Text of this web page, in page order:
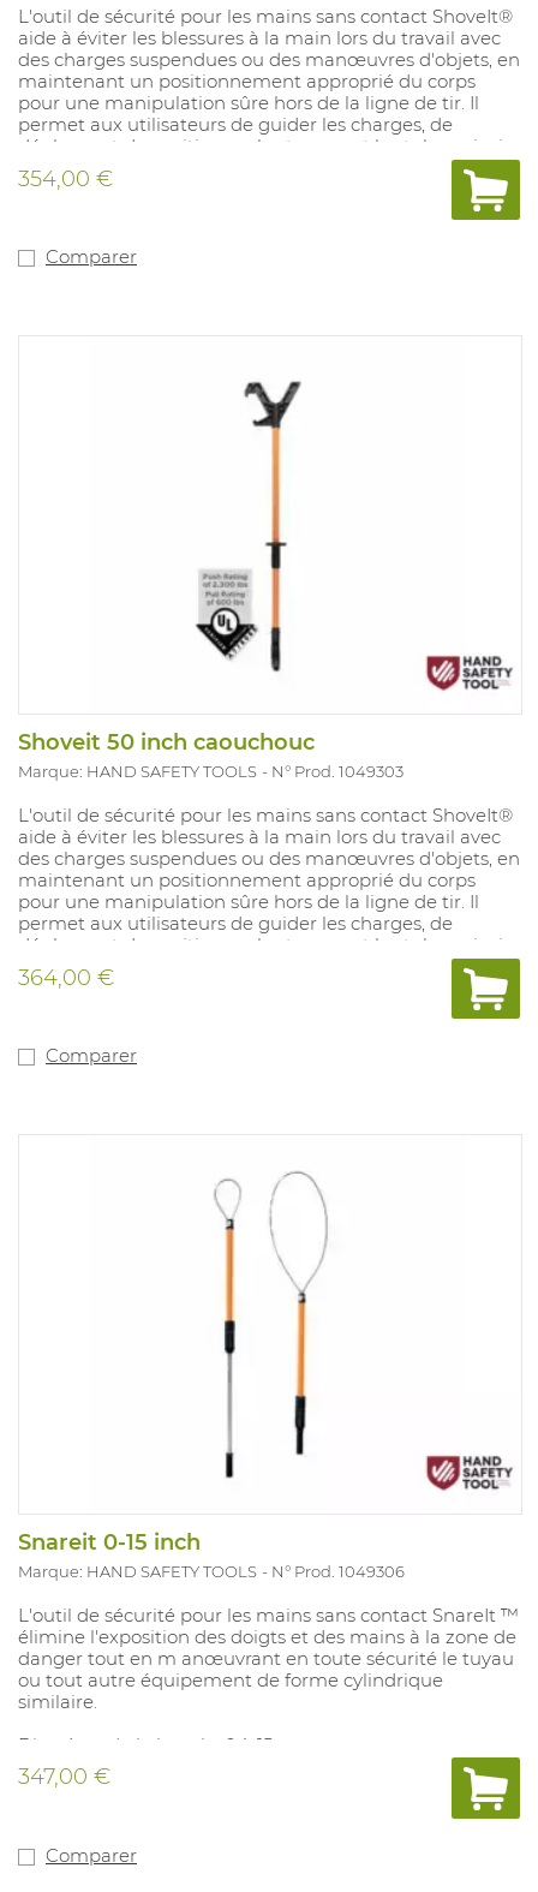
L'outil de sécurité pour les mains sans contact ShoveIt®
aide à éviter les blessures à la main lors du travail avec
des charges suspendues ou des manœuvres d'objets, en
maintenant un positionnement approprié du corps
pour une manipulation sûre hors de la ligne de tir. Il
permet aux utilisateurs de guider les charges, de
déplacer et de positionner les tuyaux et les tubes, ainsi
que de saisir les élingues et les slogans sans placer
physiquement les mains sur l'article.
Matériel: caoutchouc.
354,00 €
Comparer
Shoveit 50 inch caouchouc
Marque: HAND SAFETY TOOLS N° Prod. 1049303
L'outil de sécurité pour les mains sans contact ShoveIt®
aide à éviter les blessures à la main lors du travail avec
des charges suspendues ou des manœuvres d'objets, en
maintenant un positionnement approprié du corps
pour une manipulation sûre hors de la ligne de tir. Il
permet aux utilisateurs de guider les charges, de
déplacer et de positionner les tuyaux et les tubes, ainsi
que de saisir les élingues et les slogans sans placer
physiquement les mains sur l'article.
Matériel: caoutchouc.
364,00 €
Comparer
Snareit 0-15 inch
Marque: HAND SAFETY TOOLS N° Prod. 1049306
L'outil de sécurité pour les mains sans contact SnareIt ™
élimine l'exposition des doigts et des mains à la zone de
danger tout en m anœuvrant en toute sécurité le tuyau
ou tout autre équipement de forme cylindrique
similaire.
Diamètre de la boucle: 0 à 15 pouces.
347,00 €
Comparer